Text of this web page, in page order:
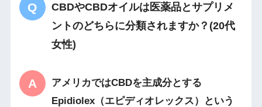
CBDやCBDオイルは医薬品とサプリメ
ントのどちらに分類されますか？(20代
女性)
アメリカではCBDを主成分とする
Epidiolex（エピディオレックス）という